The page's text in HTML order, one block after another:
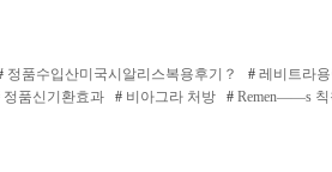
정품수입산미국시­알리스복용후기？ # 레­비트라
정품신기환효과 # 비아그라 처방 # Remen——s 칙